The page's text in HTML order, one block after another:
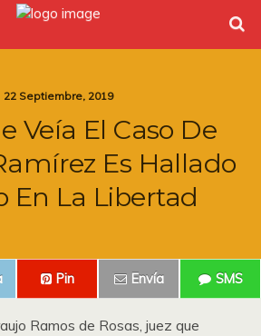
22 Septiembre, 2019
Veía El Caso De
Es Hallado
En La Libertad
Pin Envía SMS
Ramos de Rosas, juez que